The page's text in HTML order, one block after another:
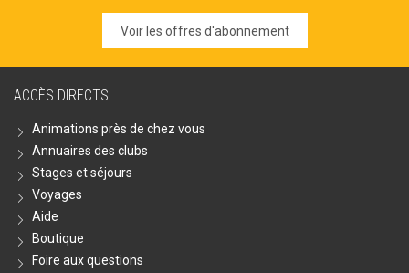
Voir les offres d'abonnement
ACCÈS DIRECTS
Animations près de chez vous
Annuaires des clubs
Stages et séjours
Voyages
Aide
Boutique
Foire aux questions